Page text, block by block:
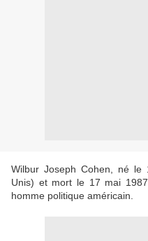
Wilbur Joseph Cohen, né le
Unis) et mort le 17 mai
homme politique américain.